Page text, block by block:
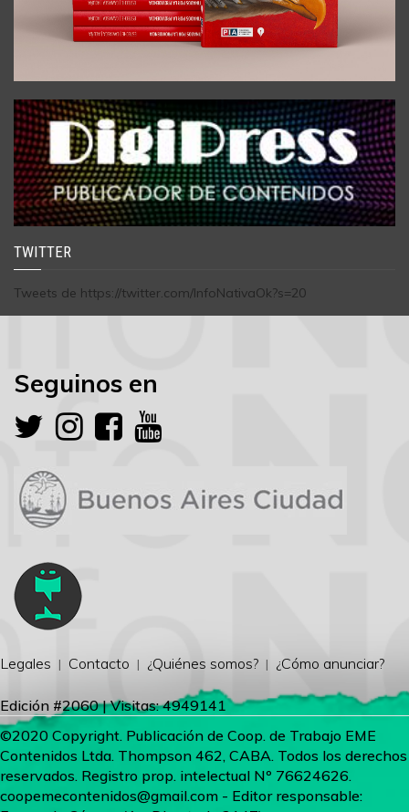
TWITTER
Tweets de https://twitter.com/InfoNativaOk?s=20
Seguinos en
Legales Contacto ¿Quiénes somos? ¿Cómo anunciar?
Edición #2060 | Visitas: 4949141
©2020 Copyright. Publicación de Coop. de Trabajo EME
Contenidos Ltda. Thompson 462, CABA. Todos los derechos
reservados. Registro prop. intelectual Nº 76624626.
coopemecontenidos@gmail.com - Editor responsable: